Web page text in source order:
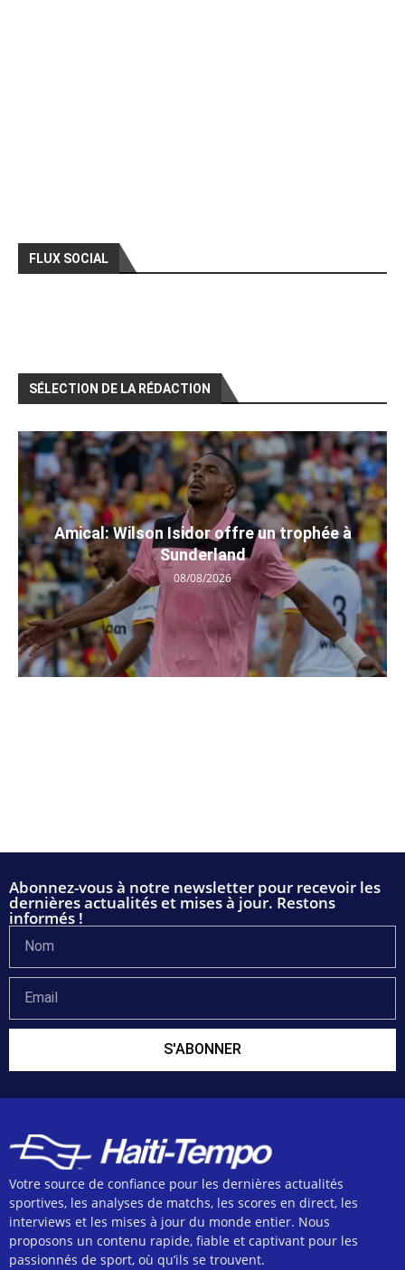
FLUX SOCIAL
SÉLECTION DE LA RÉDACTION
Amical: Wilson Isidor offre un trophée à
Sunderland
08/08/2026
Abonnez-vous à notre newsletter pour recevoir les
dernières actualités et mises à jour. Restons
informés !
S'ABONNER
Votre source de confiance pour les dernières actualités
sportives, les analyses de matchs, les scores en direct, les
interviews et les mises à jour du monde entier. Nous
proposons un contenu rapide, fiable et captivant pour les
passionnés de sport, où qu’ils se trouvent.